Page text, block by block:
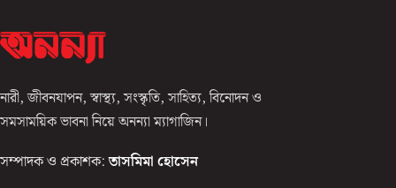
নারী, জীবনযাপন, স্বাস্থ্য, সংস্কৃতি, সাহিত্য, বিনোদন ও
সমসাময়িক ভাবনা নিয়ে অনন্যা ম্যাগাজিন।
সম্পাদক ও প্রকাশক: তাসমিমা হোসেন